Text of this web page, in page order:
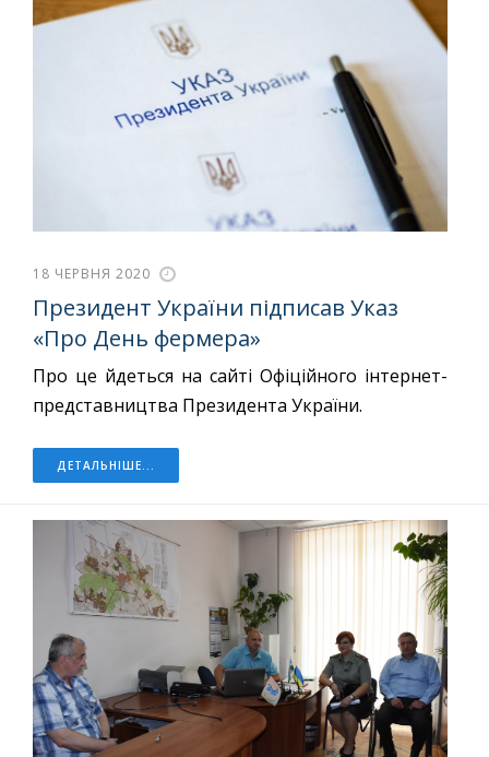
18 ЧЕРВНЯ 2020
Президент України підписав Указ
«Про День фермера»
Про це йдеться на сайті Офіційного інтернет-
представництва Президента України.
ДЕТАЛЬНІШЕ...